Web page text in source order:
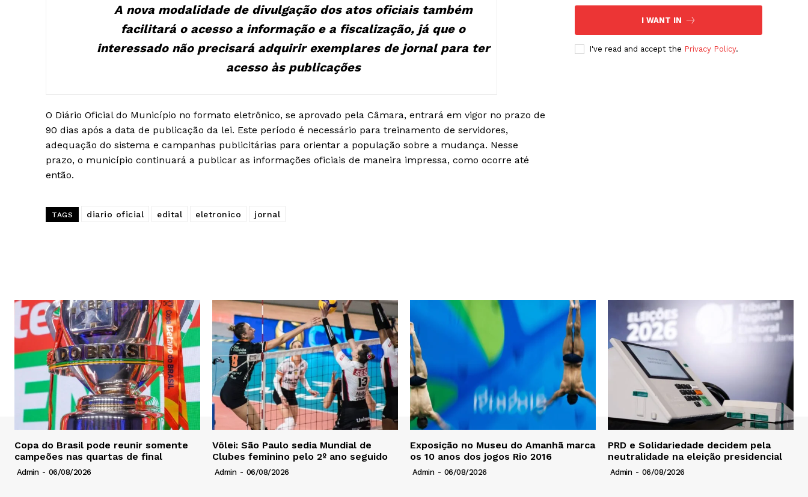
A nova modalidade de divulgação dos atos oficiais também
facilitará o acesso a informação e a fiscalização, já que o
interessado não precisará adquirir exemplares de jornal para ter
acesso às publicações
O Diário Oficial do Município no formato eletrônico, se aprovado pela Câmara, entrará em vigor no prazo de
90 dias após a data de publicação da lei. Este período é necessário para treinamento de servidores,
adequação do sistema e campanhas publicitárias para orientar a população sobre a mudança. Nesse
prazo, o município continuará a publicar as informações oficiais de maneira impressa, como ocorre até
então.
TAGS diario oficial edital eletronico jornal
I WANT IN
I've read and accept the Privacy Policy.
Copa do Brasil pode reunir somente
campeões nas quartas de final
Admin - 06/08/2026
Vôlei: São Paulo sedia Mundial de
Clubes feminino pelo 2º ano seguido
Admin - 06/08/2026
Exposição no Museu do Amanhã marca
os 10 anos dos jogos Rio 2016
Admin - 06/08/2026
PRD e Solidariedade decidem pela
neutralidade na eleição presidencial
Admin - 06/08/2026